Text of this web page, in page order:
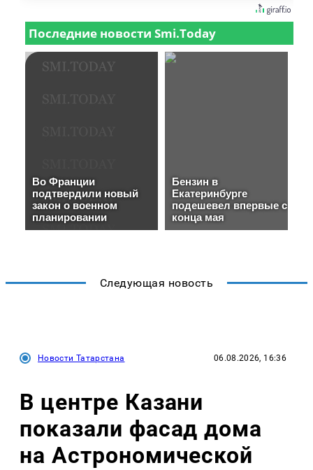
Следующая новость
Новости Татарстана 06.08.2026, 16:36
В центре Казани
показали фасад дома
на Астрономической